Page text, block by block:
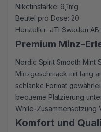
Nikotinstärke: 9,1mg
Beutel pro Dose: 20
Hersteller: JTI Sweden AB
Premium Minz-
Nordic Spirit Smooth Mint
Minzgeschmack mit lang
schlanke Format
bequeme Platzierung
White-Zusammensetzung
Komfort und